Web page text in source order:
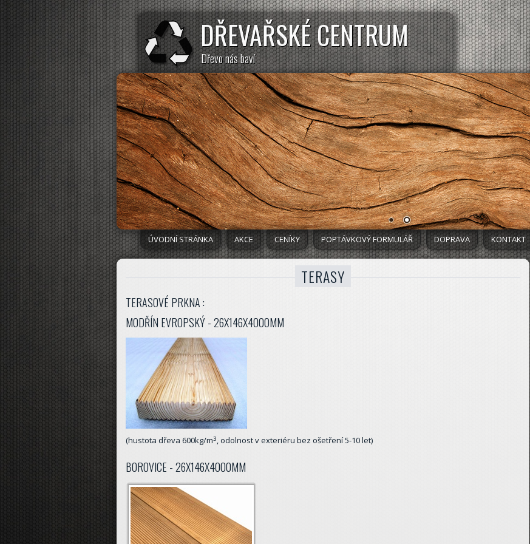
DŘEVAŘSKÉ CENTRUM
Dřevo nás baví
ÚVODNÍ STRÁNKA AKCE CENÍKY POPTÁVKOVÝ FORMULÁŘ DOPRAVA KONTAKT
TERASY
TERASOVÉ PRKNA :
MODŘÍN EVROPSKÝ - 26X146X4000MM
(hustota dřeva 600kg/m3, odolnost v exteriéru bez ošetření 5-10 let)
BOROVICE - 26X146X4000MM